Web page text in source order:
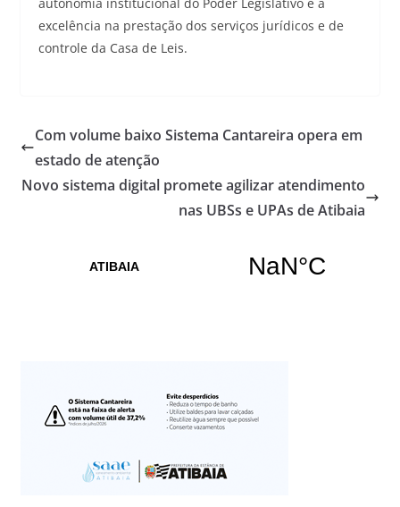
excelência na prestação dos serviços jurídicos e de
controle da Casa de Leis.
Com volume baixo Sistema Cantareira opera em
estado de atenção
Novo sistema digital promete agilizar atendimento
nas UBSs e UPAs de Atibaia